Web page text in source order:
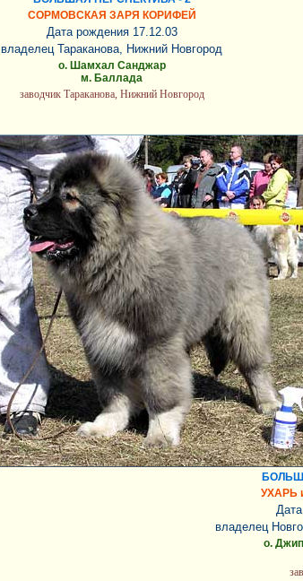
СОРМОВСКАЯ ЗАРЯ КОРИФЕЙ
Дата рождения 17.12.03
владелец Тараканова, Нижний Новгород
о. Шамхал Санджар
м. Баллада
заводчик Тараканова, Нижний Новгород
УХАРЬ
владелец
о.